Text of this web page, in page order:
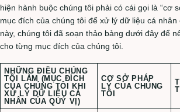
hiện hành buộc chúng tôi phải có cái gọi là “cơ
mục đích của chúng tôi để xử lý dữ liệu cá nhân
này, chúng tôi đã soạn thảo bảng dưới đây để
cho từng mục đích của chúng tôi.
NHỮNG ĐIỀU CHÚNG
TÔI LÀM (MỤC ĐÍCH
CỦA CHÚNG TÔI KHI
XỬ LÝ DỮ LIỆU CÁ
NHÂN CỦA QUÝ VỊ)
CƠ SỞ PHÁP
LÝ CỦA CHÚNG
TÔI